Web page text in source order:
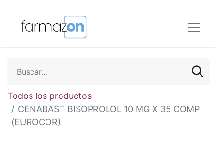
Todos los productos
CENABAST BISOPROLOL 10 MG X 35 COMP
(EUROCOR)